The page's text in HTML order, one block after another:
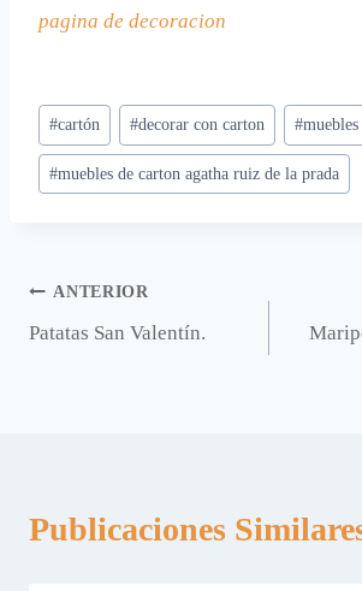
pagina de decoracion
Etiquetas
de
la
#cartón #decorar con carton #
#muebles de carton agatha ruiz de la prada
Navegación
de
ANTERIOR
Patatas San Valentín.
Publicaciones